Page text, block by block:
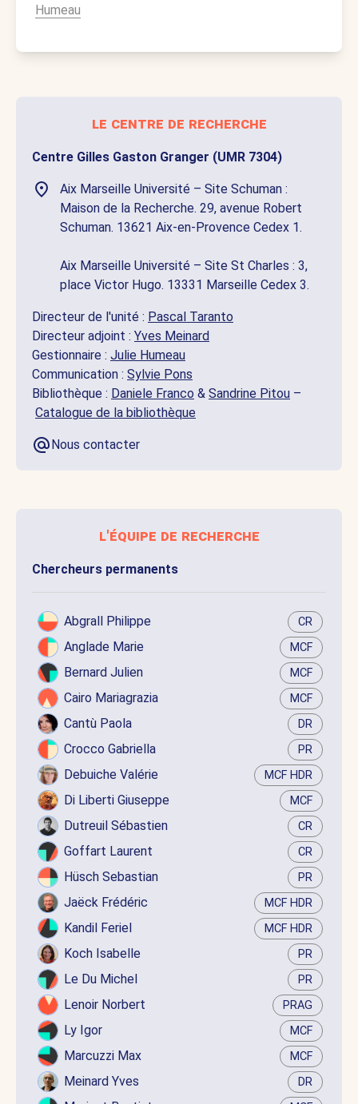
Humeau
le centre de recherche
Centre Gilles Gaston Granger (UMR 7304)
Aix Marseille Université – Site Schuman :
Maison de la Recherche. 29, avenue Robert
Schuman. 13621 Aix-en-Provence Cedex 1.
Aix Marseille Université – Site St Charles : 3,
place Victor Hugo. 13331 Marseille Cedex 3.
Directeur de l'unité : Pascal Taranto
Directeur adjoint : Yves Meinard
Gestionnaire : Julie Humeau
Communication : Sylvie Pons
Bibliothèque : Daniele Franco & Sandrine Pitou –
Catalogue de la bibliothèque
Nous contacter
l'équipe de recherche
Chercheurs permanents
Abgrall Philippe CR
Anglade Marie MCF
Bernard Julien MCF
Cairo Mariagrazia MCF
Cantù Paola DR
Crocco Gabriella PR
Debuiche Valérie MCF HDR
Di Liberti Giuseppe MCF
Dutreuil Sébastien CR
Goffart Laurent CR
Hüsch Sebastian PR
Jaëck Frédéric MCF HDR
Kandil Feriel MCF HDR
Koch Isabelle PR
Le Du Michel PR
Lenoir Norbert PRAG
Ly Igor MCF
Marcuzzi Max MCF
Meinard Yves DR